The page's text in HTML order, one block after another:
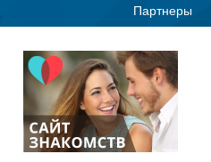
Партнеры